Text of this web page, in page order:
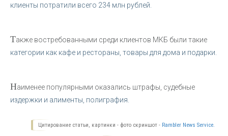
клиенты потратили всего 234 млн рублей.
Также востребованными среди клиентов МКБ были такие
категории как кафе и рестораны, товары для дома и подарки.
Наименее популярными оказались штрафы, судебные
издержки и алименты, полиграфия.
Цитирование статьи, картинки - фото скриншот - Rambler News Service.